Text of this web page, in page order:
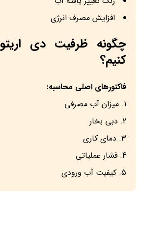
افزایش مصرف انرژی
چگونه ظرفیت دی
کنیم؟
فاکتورهای اصلی محاسبه:
میزان آب مصرفی
دبی بخار
دمای کاری
فشار عملیاتی
کیفیت آب ورودی